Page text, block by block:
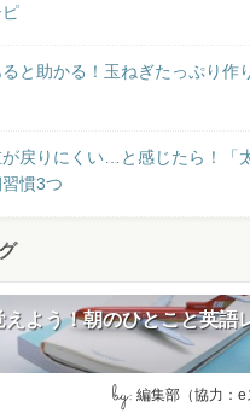
と助かる！玉ねぎたっぷり作
戻りにくい…と感じたら！「
慣3つ
えよう！朝のひとこと英語
by: 編集部（協力：e